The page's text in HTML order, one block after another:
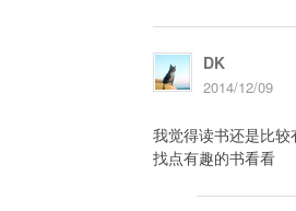
DK
2014/12/09
我觉得读书还是比较
找点有趣的书看看